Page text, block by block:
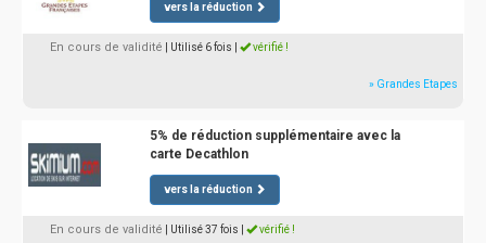
vers la réduction
En cours de validité | Utilisé 6 fois vérifié !
» Grandes Etapes
5% de réduction supplémentaire avec la
carte Decathlon
vers la réduction
En cours de validité | Utilisé 37 fois vérifié !